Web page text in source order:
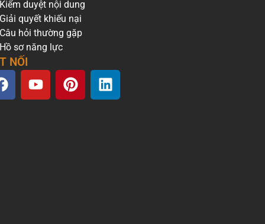
bật
khả
Kiểm duyệt nội dung
Giải quyết khiếu nại
Câu hỏi thường gặp
Hồ sơ năng lực
NỐI